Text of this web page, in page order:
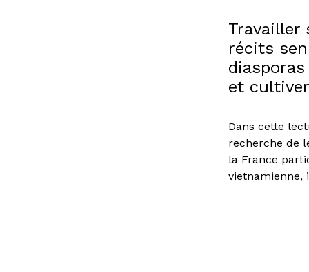
Travailler
récits
et
Dans cette
recherche de
la France
vietnamienne,